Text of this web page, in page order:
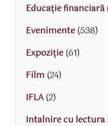
Educaţie financiară
Evenimente(538)
Expoziție(61)
Film (24)
IFLA(2)
Intalnire cu lectura